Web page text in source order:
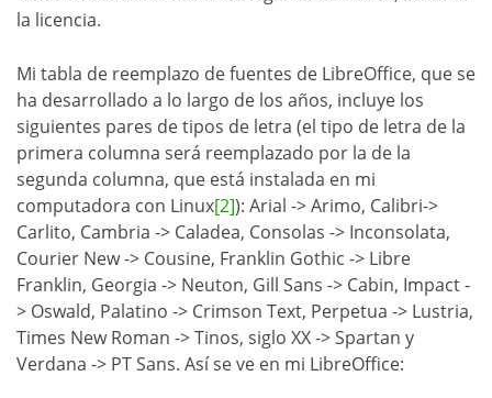
la licencia.
Mi tabla de reemplazo de fuentes de LibreOffice, que se
ha desarrollado a lo largo de los años, incluye los
siguientes pares de tipos de letra (el tipo de letra de la
primera columna será reemplazado por la de la
segunda columna, que está instalada en mi
computadora con Linux[2]): Arial -> Arimo, Calibri->
Carlito, Cambria -> Caladea, Consolas -> Inconsolata,
Courier New -> Cousine, Franklin Gothic -> Libre
Franklin, Georgia -> Neuton, Gill Sans -> Cabin, Impact -
> Oswald, Palatino -> Crimson Text, Perpetua -> Lustria,
Times New Roman -> Tinos, siglo XX -> Spartan y
Verdana -> PT Sans. Así se ve en mi LibreOffice: